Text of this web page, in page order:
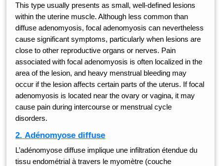
This type usually presents as small, well-defined lesions
within the uterine muscle. Although less common than
diffuse adenomyosis, focal adenomyosis can nevertheless
cause significant symptoms, particularly when lesions are
close to other reproductive organs or nerves. Pain
associated with focal adenomyosis is often localized in the
area of the lesion, and heavy menstrual bleeding may
occur if the lesion affects certain parts of the uterus. If focal
adenomyosis is located near the ovary or vagina, it may
cause pain during intercourse or menstrual cycle
disorders.
2. Adénomyose diffuse
L’adénomyose diffuse implique une infiltration étendue du
tissu endométrial à travers le myomètre (couche